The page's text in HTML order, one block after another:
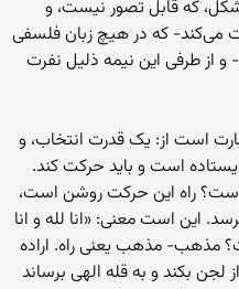
که قابل تصور نیست، و
می‌کند- که در هیچ زبان فلسفی
و از طرفی این نیمه ذلیل نفرت
است از: یک قدرت انتخاب، و
است و باید حرکت کند.
راه این حرکت روشن است،
این است معنی: «انا لله و انا
مذهب- مذهب یعنی راه. اراده
بکند و به قله الهی برساند